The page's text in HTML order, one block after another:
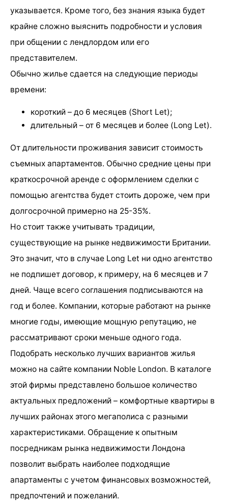
указывается. Кроме того, без знания языка будет
крайне сложно выяснить подробности и условия
при общении с лендлордом или его
представителем.
Обычно жилье сдается на следующие периоды
времени:
короткий – до 6 месяцев (Short Let);
длительный – от 6 месяцев и более (Long Let).
От длительности проживания зависит стоимость
съемных апартаментов. Обычно средние цены при
краткосрочной аренде с оформлением сделки с
помощью агентства будет стоить дороже, чем при
долгосрочной примерно на 25-35%.
Но стоит также учитывать традиции,
существующие на рынке недвижимости Британии.
Это значит, что в случае Long Let ни одно агентство
не подпишет договор, к примеру, на 6 месяцев и 7
дней. Чаще всего соглашения подписываются на
год и более. Компании, которые работают на рынке
многие годы, имеющие мощную репутацию, не
рассматривают сроки меньше одного года.
Подобрать несколько лучших вариантов жилья
можно на сайте компании Noble London. В каталоге
этой фирмы представлено большое количество
актуальных предложений – комфортные квартиры в
лучших районах этого мегаполиса с разными
характеристиками. Обращение к опытным
посредникам рынка недвижимости Лондона
позволит выбрать наиболее подходящие
апартаменты с учетом финансовых возможностей,
предпочтений и пожеланий.